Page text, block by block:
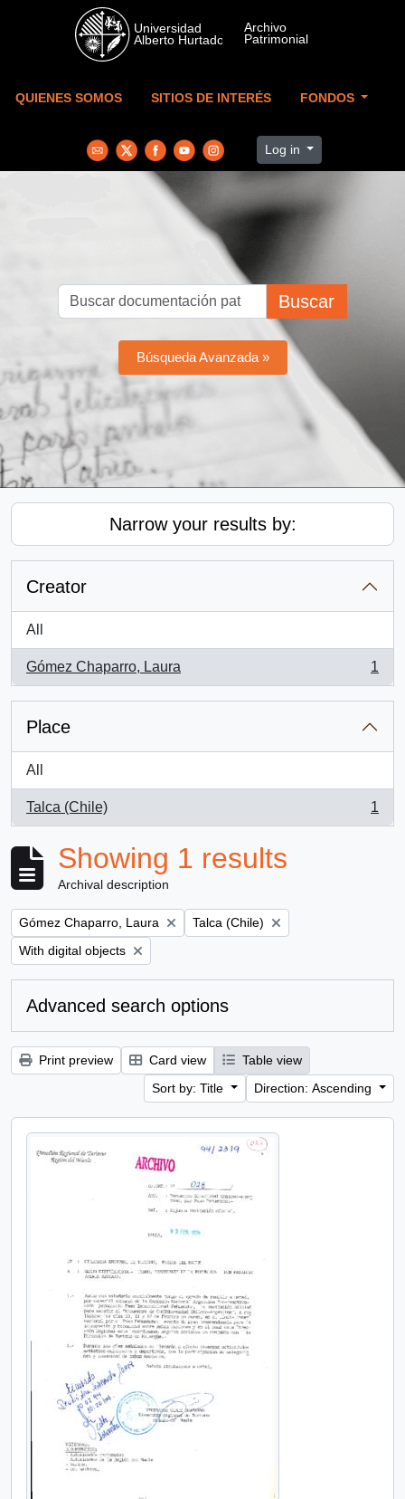
Skip to main content
QUIENES SOMOS SITIOS DE INTERÉS FONDOS
Log in
Buscar
Búsqueda Avanzada »
Narrow your results by:
Creator
All
Gómez Chaparro, Laura
, 1 results
1
Place
All
Talca (Chile)
, 1 results
1
Showing 1 results
Archival description
Remove filter:
Gómez Chaparro, Laura Remove filter:
Talca (Chile)
Remove filter:
With digital objects
Advanced search options
Print preview Card view
Table view
Sort by: Title
Direction: Ascending